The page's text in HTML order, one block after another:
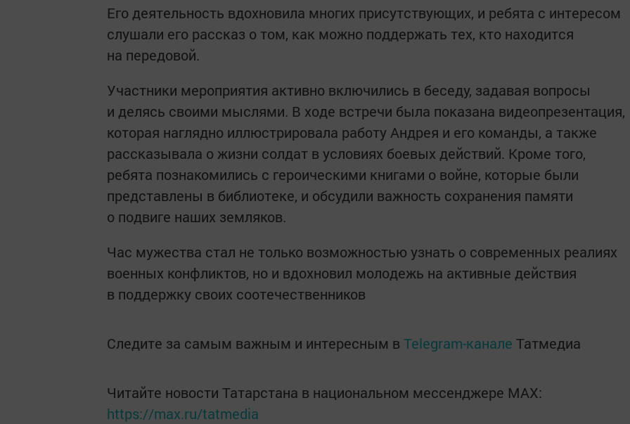
Его деятельность вдохновила многих присутствующих, и ребята с интересом
слушали его рассказ о том, как можно поддержать тех, кто находится
на передовой.
Участники мероприятия активно включились в беседу, задавая вопросы
и делясь своими мыслями. В ходе встречи была показана видеопрезентация,
которая наглядно иллюстрировала работу Андрея и его команды, а также
рассказывала о жизни солдат в условиях боевых действий. Кроме того,
ребята познакомились с героическими книгами о войне, которые были
представлены в библиотеке, и обсудили важность сохранения памяти
о подвиге наших земляков.
Час мужества стал не только возможностью узнать о современных реалиях
военных конфликтов, но и вдохновил молодежь на активные действия
в поддержку своих соотечественников
Следите за самым важным и интересным в Telegram-канале Татмедиа
Читайте новости Татарстана в национальном мессенджере MАХ:
https://max.ru/tatmedia